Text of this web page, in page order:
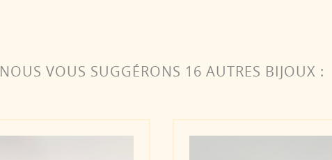
NOUS VOUS SUGGÉRONS 16 AUTRES BIJOUX :